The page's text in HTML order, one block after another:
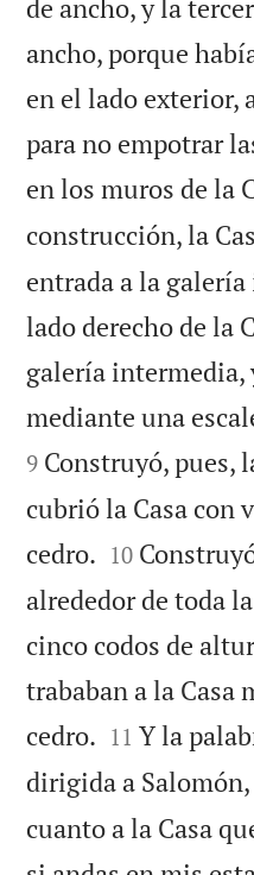
de ancho, y la
ancho, porque
en el lado exterior,
para no empotrar
en los muros de la
construcción, la
entrada a la
lado derecho de la
galería intermedia,
mediante una
9 Construyó, pues,
cubrió la Casa con
cedro. 

10
alrededor de toda
cinco codos de
trababan a la Casa
cedro. 

11 Y la
dirigida a
cuanto a la Casa